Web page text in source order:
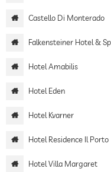
Castello Di Monterado
Falkensteiner Hotel &
Hotel Amabilis
Hotel Eden
Hotel Kvarner
Hotel Residence Il Porto
Hotel Villa Margaret